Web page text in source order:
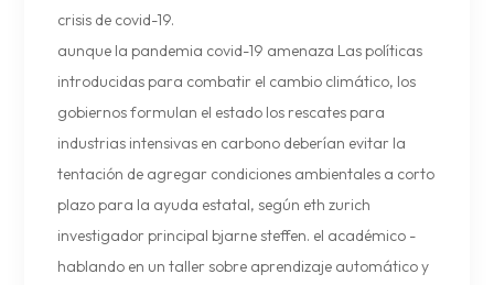
crisis de covid-19.
aunque la pandemia covid-19 amenaza Las políticas
introducidas para combatir el cambio climático, los
gobiernos formulan el estado los rescates para
industrias intensivas en carbono deberían evitar la
tentación de agregar condiciones ambientales a corto
plazo para la ayuda estatal, según eth zurich
investigador principal bjarne steffen. el académico -
hablando en un taller sobre aprendizaje automático y